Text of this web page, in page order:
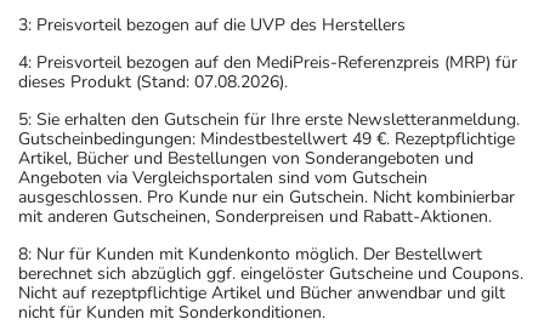
3: Preisvorteil bezogen auf die UVP des Herstellers
4: Preisvorteil bezogen auf den MediPreis-Referenzpreis (MRP) für
dieses Produkt (Stand: 07.08.2026).
5: Sie erhalten den Gutschein für Ihre erste Newsletteranmeldung.
Gutscheinbedingungen: Mindestbestellwert 49 €. Rezeptpflichtige
Artikel, Bücher und Bestellungen von Sonderangeboten und
Angeboten via Vergleichsportalen sind vom Gutschein
ausgeschlossen. Pro Kunde nur ein Gutschein. Nicht kombinierbar
mit anderen Gutscheinen, Sonderpreisen und Rabatt-Aktionen.
8: Nur für Kunden mit Kundenkonto möglich. Der Bestellwert
berechnet sich abzüglich ggf. eingelöster Gutscheine und Coupons.
Nicht auf rezeptpflichtige Artikel und Bücher anwendbar und gilt
nicht für Kunden mit Sonderkonditionen.